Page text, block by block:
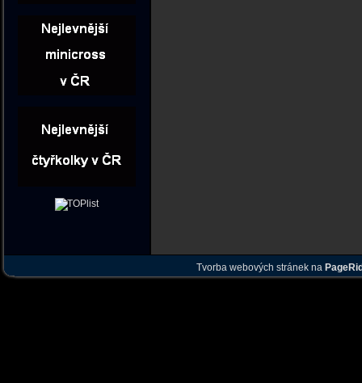
Tvorba webových stránek na